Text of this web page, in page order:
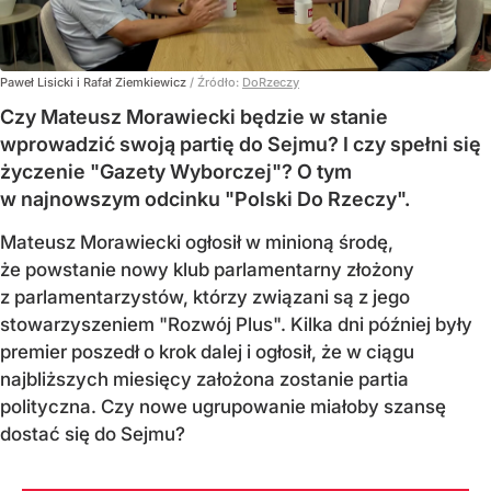
Paweł Lisicki i Rafał Ziemkiewicz / Źródło: DoRzeczy
Czy Mateusz Morawiecki będzie w stanie
wprowadzić swoją partię do Sejmu? I czy spełni się
życzenie "Gazety Wyborczej"? O tym
w najnowszym odcinku "Polski Do Rzeczy".
Mateusz Morawiecki ogłosił w minioną środę,
że powstanie nowy klub parlamentarny złożony
z parlamentarzystów, którzy związani są z jego
stowarzyszeniem "Rozwój Plus". Kilka dni później były
premier poszedł o krok dalej i ogłosił, że w ciągu
najbliższych miesięcy założona zostanie partia
polityczna. Czy nowe ugrupowanie miałoby szansę
dostać się do Sejmu?